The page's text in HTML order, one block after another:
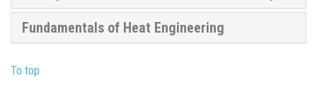
Fundamentals of Heat Engineering
To top